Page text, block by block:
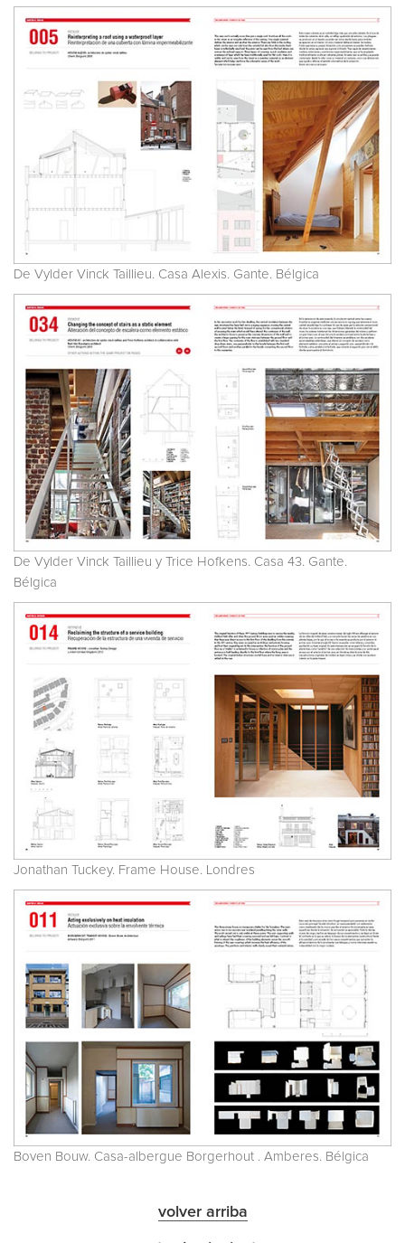
De Vylder Vinck Taillieu. Casa Alexis. Gante. Bélgica
De Vylder Vinck Taillieu y Trice Hofkens. Casa 43. Gante.
Bélgica
Jonathan Tuckey. Frame House. Londres
Boven Bouw. Casa-albergue Borgerhout . Amberes. Bélgica
volver arriba